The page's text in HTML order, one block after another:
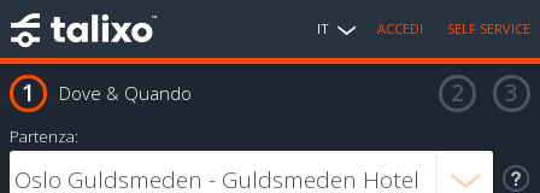
IT ACCEDI SELF SERVICE
Dove & Quando
Partenza: